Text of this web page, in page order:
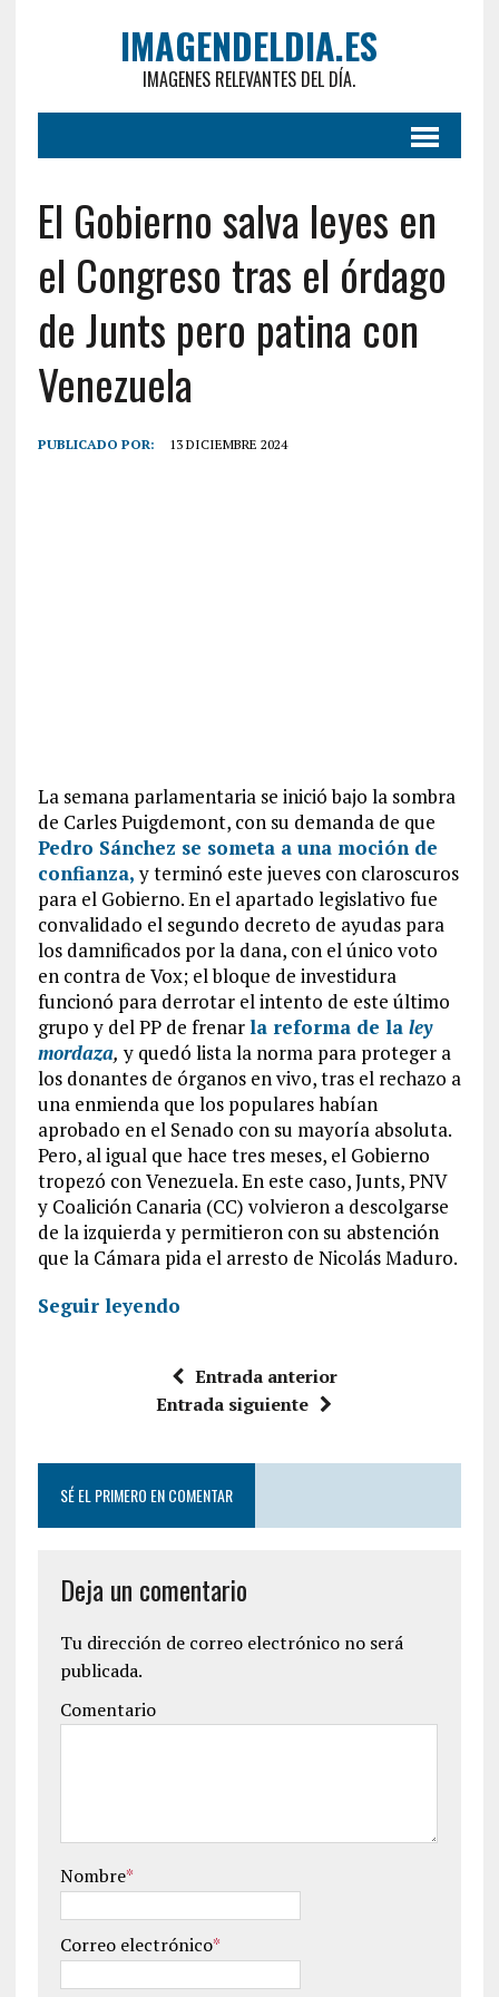
IMAGENDELDIA.ES
IMAGENES RELEVANTES DEL DÍA.
El Gobierno salva leyes en
el Congreso tras el órdago
de Junts pero patina con
Venezuela
PUBLICADO POR: 13 DICIEMBRE 2024
La semana parlamentaria se inició bajo la sombra
de Carles Puigdemont, con su demanda de que
Pedro Sánchez se someta a una moción de
confianza,y terminó este jueves con claroscuros
para el Gobierno. En el apartado legislativo fue
convalidado el segundo decreto de ayudas para
los damnificados por la dana, con el único voto
en contra de Vox; el bloque de investidura
funcionó para derrotar el intento de este último
grupo y del PP de frenarla reforma de la ley
mordaza, y quedó lista la norma para proteger a
los donantes de órganos en vivo, tras el rechazo a
una enmienda que los populares habían
aprobado en el Senado con su mayoría absoluta.
Pero, al igual que hace tres meses, el Gobierno
tropezó con Venezuela. En este caso, Junts, PNV
y Coalición Canaria (CC) volvieron a descolgarse
de la izquierda y permitieron con su abstención
que la Cámara pida el arresto de Nicolás Maduro.
Seguir leyendo
Entrada anterior
Entrada siguiente
SÉ EL PRIMERO EN COMENTAR
Deja un comentario
Tu dirección de correo electrónico no será
publicada.
Comentario
Nombre*
Correo electrónico*